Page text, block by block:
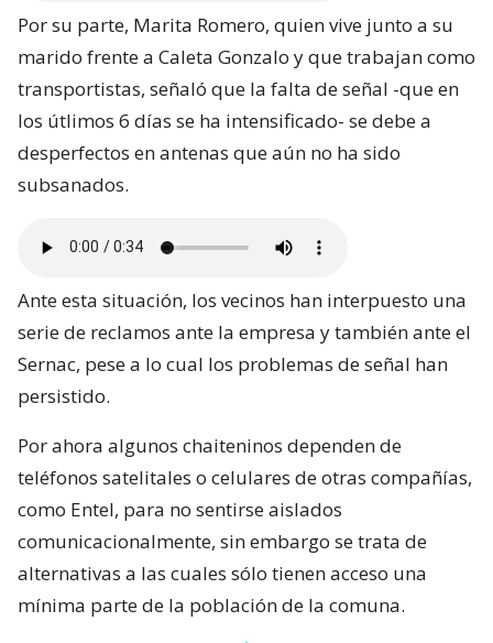
Por su parte, Marita Romero, quien vive junto a su
marido frente a Caleta Gonzalo y que trabajan como
transportistas, señaló que la falta de señal -que en
los útlimos 6 días se ha intensificado- se debe a
desperfectos en antenas que aún no ha sido
subsanados.
Ante esta situación, los vecinos han interpuesto una
serie de reclamos ante la empresa y también ante el
Sernac, pese a lo cual los problemas de señal han
persistido.
Por ahora algunos chaiteninos dependen de
teléfonos satelitales o celulares de otras compañías,
como Entel, para no sentirse aislados
comunicacionalmente, sin embargo se trata de
alternativas a las cuales sólo tienen acceso una
mínima parte de la población de la comuna.